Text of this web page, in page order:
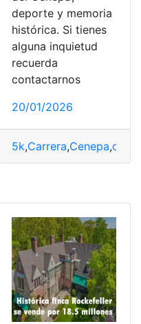
deporte y memoria
histórica. Si tienes
alguna inquietud
recuerda
contactarnos
20/01/2026
5k,Carrera,Cenepa,